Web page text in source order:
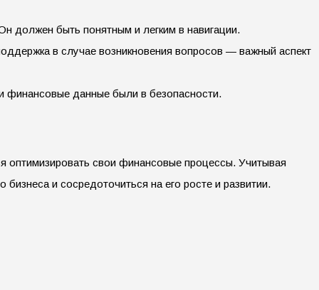
должен быть понятным и легким в навигации.
в случае возникновения вопросов — важный аспект
данные были в безопасности.
оптимизировать свои финансовые процессы. Учитывая
и сосредоточиться на его росте и развитии.